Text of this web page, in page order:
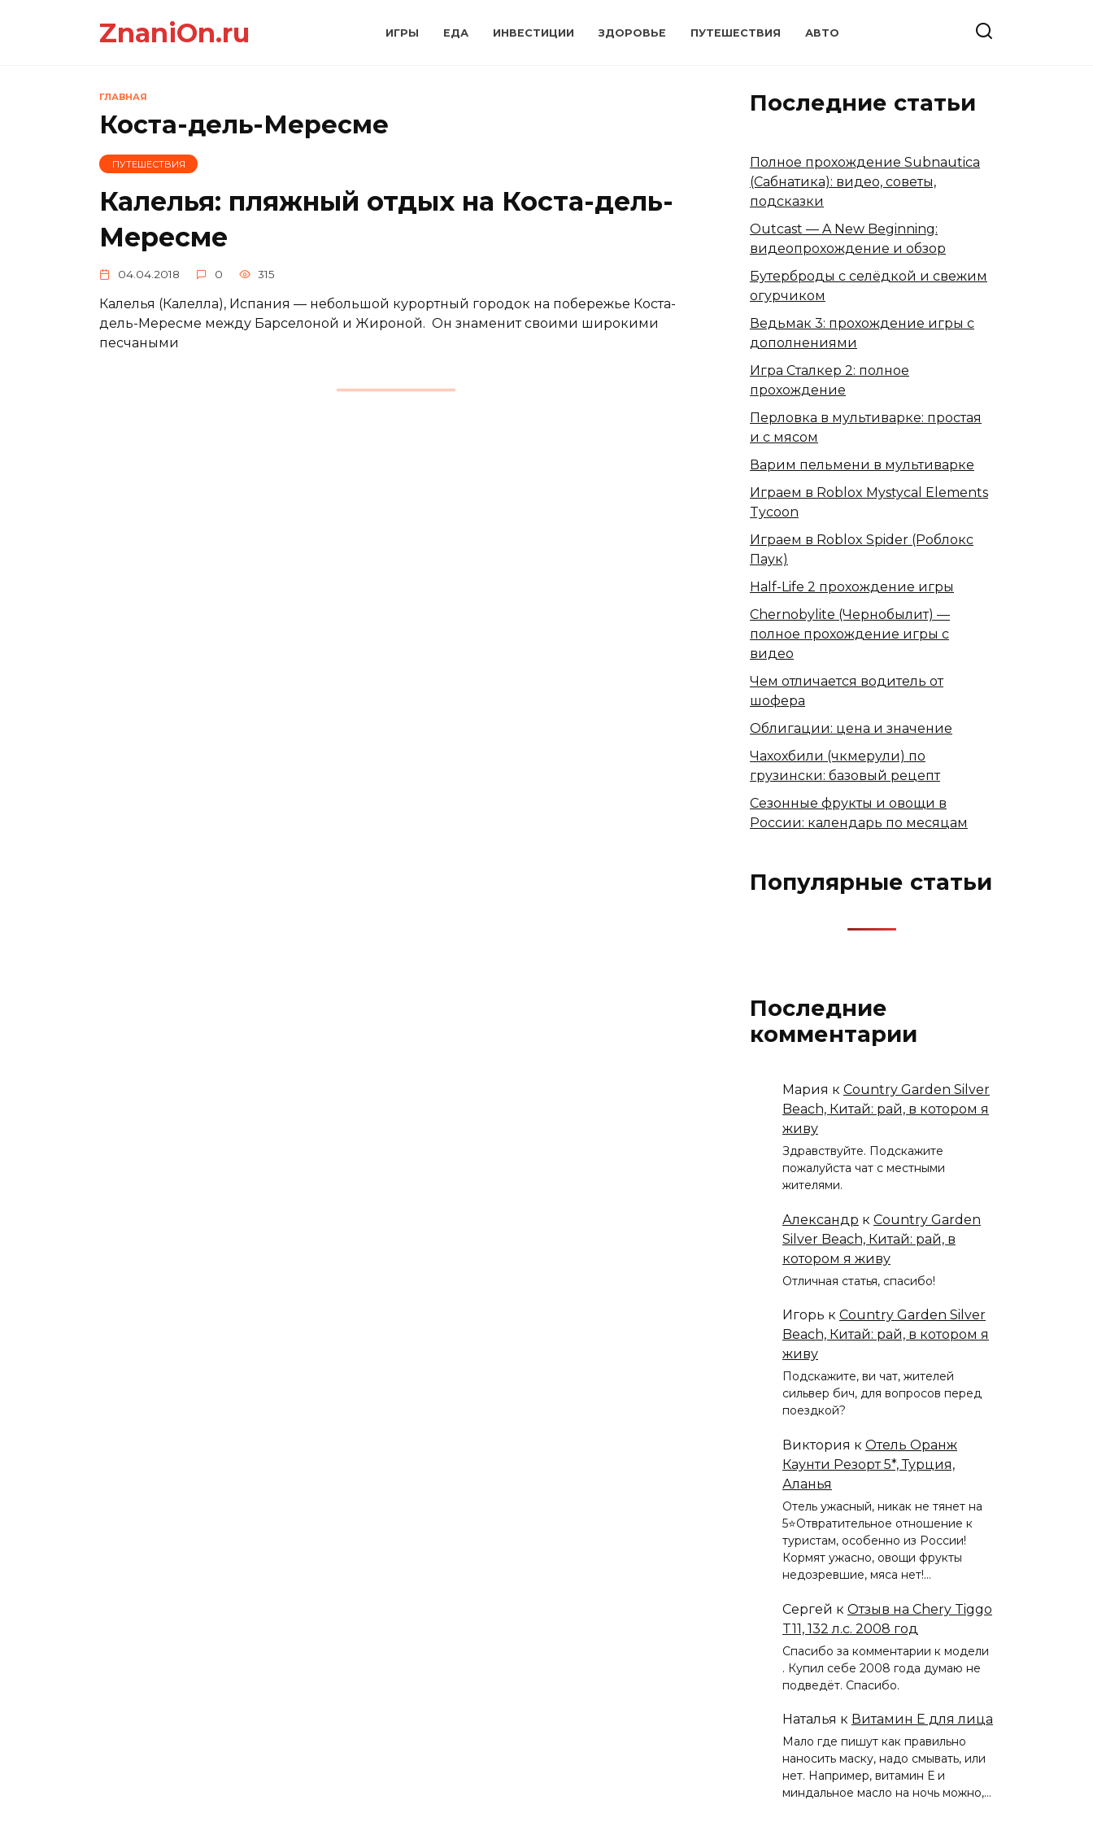
ZnaniOn.ru ИГРЫ ЕДА ИНВЕСТИЦИИ ЗДОРОВЬЕ ПУТЕШЕСТВИЯ АВТО
ГЛАВНАЯ
Коста-дель-Мересме
ПУТЕШЕСТВИЯ
Калелья: пляжный отдых на Коста-дель-
Мересме
04.04.2018 0 315
Калелья (Калелла), Испания — небольшой курортный городок на побережье Коста-
дель-Мересме между Барселоной и Жироной. Он знаменит своими широкими
песчаными
Последние статьи
Полное прохождение Subnautica
(Сабнатика): видео, советы,
подсказки
Outcast — A New Beginning:
видеопрохождение и обзор
Бутерброды с селёдкой и свежим
огурчиком
Ведьмак 3: прохождение игры с
дополнениями
Игра Сталкер 2: полное
прохождение
Перловка в мультиварке: простая
и с мясом
Варим пельмени в мультиварке
Играем в Roblox Mystycal Elements
Tycoon
Играем в Roblox Spider (Роблокс
Паук)
Half-Life 2 прохождение игры
Chernobylite (Чернобылит) —
полное прохождение игры с
видео
Чем отличается водитель от
шофера
Облигации: цена и значение
Чахохбили (чкмерули) по
грузински: базовый рецепт
Cезонные фрукты и овощи в
России: календарь по месяцам
Популярные статьи
Последние
комментарии
Мария к Country Garden Silver
Beach, Китай: рай, в котором я
живу
Здравствуйте. Подскажите
пожалуйста чат с местными
жителями.
Александр к Country Garden
Silver Beach, Китай: рай, в
котором я живу
Отличная статья, спасибо!
Игорь к Country Garden Silver
Beach, Китай: рай, в котором я
живу
Подскажите, ви чат, жителей
сильвер бич, для вопросов перед
поездкой?
Виктория к Отель Оранж
Каунти Резорт 5*, Турция,
Аланья
Отель ужасный, никак не тянет на
5⭐️Отвратительное отношение к
туристам, особенно из России!
Кормят ужасно, овощи фрукты
недозревшие, мяса нет!…
Сергей к Отзыв на Chery Tiggo
T11, 132 л.с. 2008 год
Спасибо за комментарии к модели
. Купил себе 2008 года думаю не
подведёт. Спасибо.
Наталья к Витамин Е для лица
Мало где пишут как правильно
наносить маску, надо смывать, или
нет. Например, витамин Е и
миндальное масло на ночь можно,…